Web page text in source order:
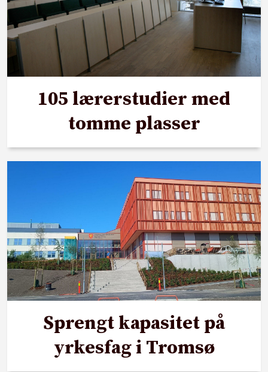
105 lærerstudier med
tomme plasser
Sprengt kapasitet på
yrkesfag i Tromsø